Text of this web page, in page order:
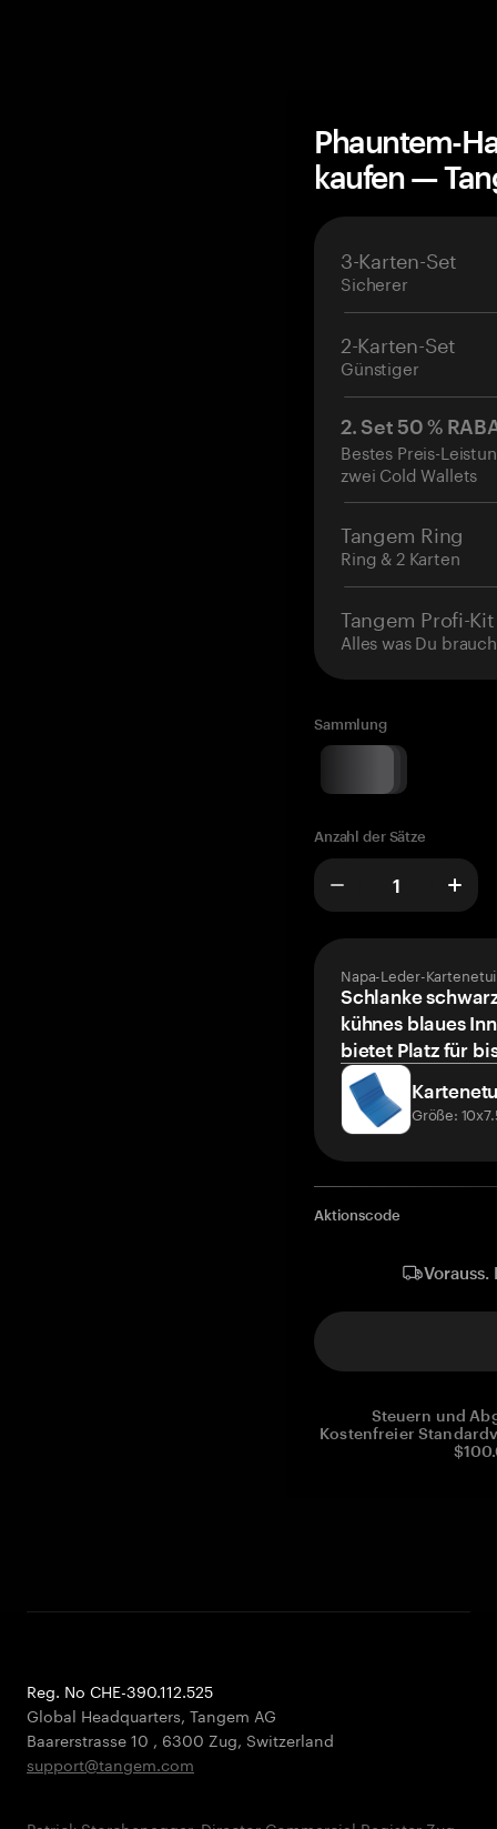
Phauntem-
kaufen —
3-Karten-Set
Sicherer
2-Karten-Set
Günstiger
2. Set 50 %
Bestes Preis-
zwei Cold Wallets
Tangem Ring
Ring & 2 Karten
Tangem Profi-Kit
Alles was Du
Sammlung
Anzahl der Sätze
Napa-Leder-
Schlanke
kühnes blaues
bietet Platz für
Größe:
Aktionscode
Steuern und
Kostenfreier
Reg. No CHE-390.112.525
Global Headquarters, Tangem AG
Baarerstrasse 10 , 6300 Zug, Switzerland
support@tangem.com